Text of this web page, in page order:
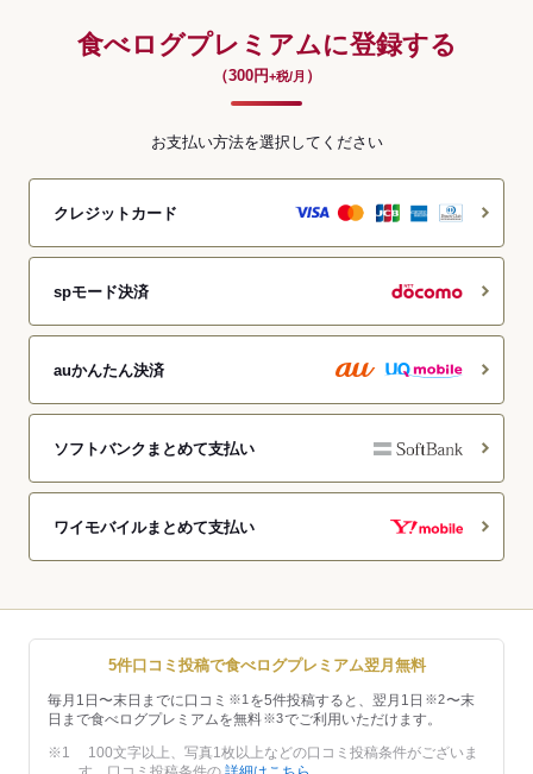
食べログプレミアムに登録する
（300円+税/月 ）
お支払い方法を選択してください
クレジットカード
spモード決済
auかんたん決済
ソフトバンクまとめて支払い
ワイモバイルまとめて支払い
5件口コミ投稿で食べログプレミアム翌月無料
毎月1日〜末日までに口コミ ※1 を5件投稿すると、翌月1日 ※2〜末
日まで食べログプレミアムを無料※3でご利用いただけます。
※1 100文字以上、写真1枚以上などの口コミ投稿条件がございま